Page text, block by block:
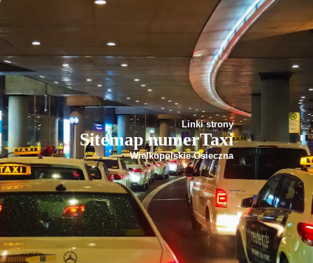
Linki strony
Sitemap numerTaxi
Wielkopolskie Osieczna